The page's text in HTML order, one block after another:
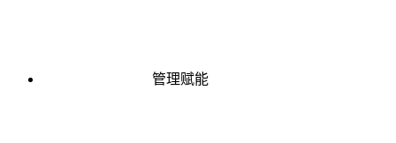
管理赋能